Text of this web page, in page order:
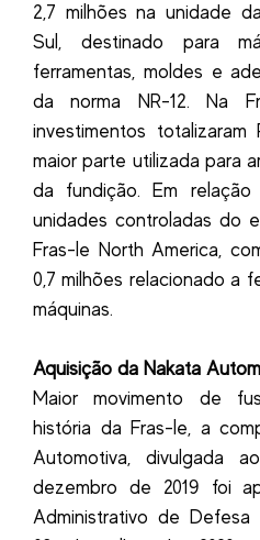
2,7 milhões na unidade
Sul, destinado para
ferramentas, moldes e
da norma NR-12. Na
investimentos
maior parte utilizada para
da fundição. Em relação
unidades controladas do
Fras-le North America,
0,7 milhões relacionado a
máquinas.
Aquisição da Nakata
Maior movimento de
história da Fras-le, a
Automotiva, divulgada
dezembro de 2019 foi
Administrativo de Defesa